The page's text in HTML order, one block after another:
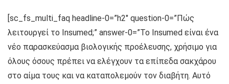
[sc_fs_multi_faq headline-0=”h2″ question-0=”Πώς
λειτουργεί το Insumed;” answer-0=”Το Insumed είναι ένα
νέο παρασκεύασμα βιολογικής προέλευσης, χρήσιμο για
όλους όσους πρέπει να ελέγχουν τα επίπεδα σακχάρου
στο αίμα τους και να καταπολεμούν τον διαβήτη. Αυτό